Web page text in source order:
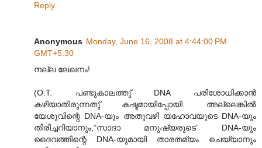
Reply
Anonymous Monday, June 16, 2008 at 4:44:00 PM
GMT+5:30
നല്ല ലേഖനം!
(O.T. പണ്ടുകാലത്തു് DNA പരിശോധിക്കാന്‍
കഴിയാതിരുന്നതു് കഷ്ടമായിപ്പോയി. അല്ലെങ്കില്‍
യേശുവിന്റെ DNA-യും അതുവഴി യഹോവയുടെ DNA-യും
തിരിച്ചറിയാനും,“സാദാ മനുഷ്യരുടെ” DNA-യും
ദൈവത്തിന്റെ DNA-യുമായി താരതമ്യം ചെയ്യാനും